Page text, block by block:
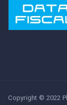
Copyright © 2022